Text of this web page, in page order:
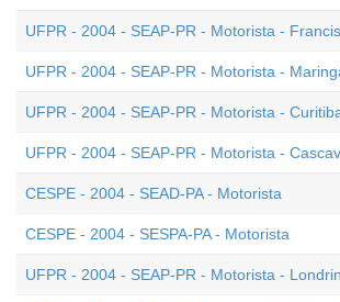
UFPR - 2004 - SEAP-PR - Motorista -
UFPR - 2004 - SEAP-PR - Motorista -
UFPR - 2004 - SEAP-PR - Motorista -
UFPR - 2004 - SEAP-PR - Motorista -
CESPE - 2004 - SEAD-PA - Motorista
CESPE - 2004 - SESPA-PA - Motorista
UFPR - 2004 - SEAP-PR - Motorista -